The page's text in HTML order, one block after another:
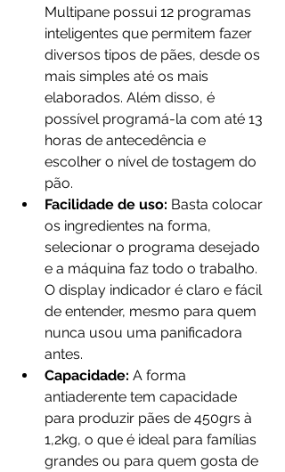
Multipane possui 12 programas
inteligentes que permitem fazer
diversos tipos de pães, desde os
mais simples até os mais
elaborados. Além disso, é
possível programá-la com até 13
horas de antecedência e
escolher o nível de tostagem do
pão.
Facilidade de uso: Basta colocar
os ingredientes na forma,
selecionar o programa desejado
e a máquina faz todo o trabalho.
O display indicador é claro e fácil
de entender, mesmo para quem
nunca usou uma panificadora
antes.
Capacidade: A forma
antiaderente tem capacidade
para produzir pães de 450grs à
1,2kg, o que é ideal para famílias
grandes ou para quem gosta de